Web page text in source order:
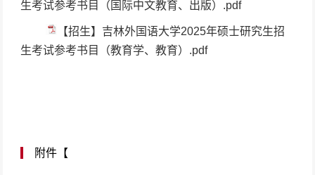
生考试参考书目（国际中文教育、出版）.pdf
【招生】吉林外国语大学2025年硕士研究生招
生考试参考书目（教育学、教育）.pdf
附件【